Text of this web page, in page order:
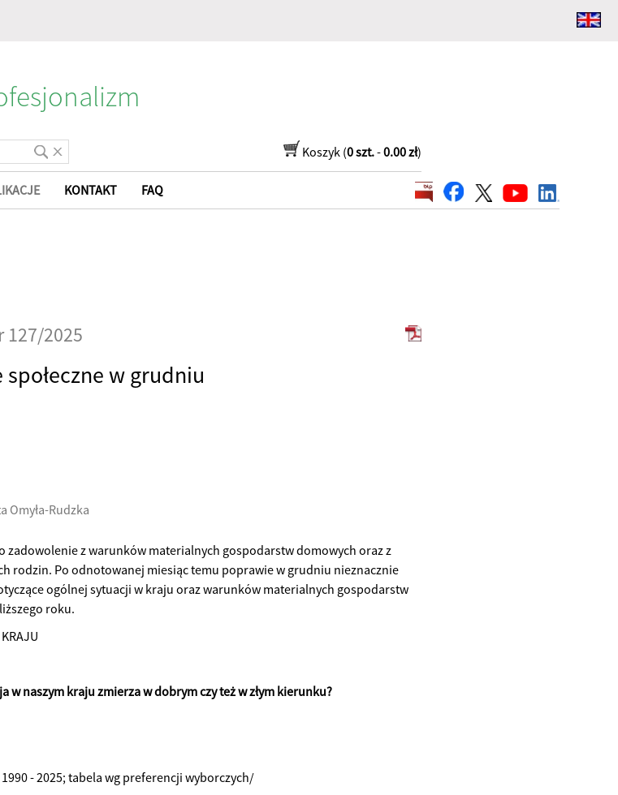
Koszyk (0 szt.-0.00 zł)
KONTAKT FAQ
127/2025
społeczne w grudniu
Omyła-Rudzka
zadowolenie z warunków materialnych gospodarstw domowych oraz z
rodzin. Po odnotowanej miesiąc temu poprawie w grudniu nieznacznie
ogólnej sytuacji w kraju oraz warunków materialnych gospodarstw
roku.
w naszym kraju zmierza w dobrym czy też w złym kierunku?
1990 - 2025; tabela wg preferencji wyborczych/